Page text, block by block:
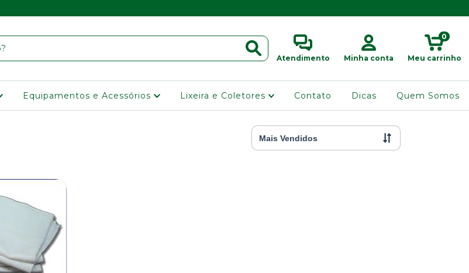
Atendimento Minha conta Meu carrinho
0
Equipamentos e Acessórios Lixeira e Coletores Contato Dicas Quem Somos